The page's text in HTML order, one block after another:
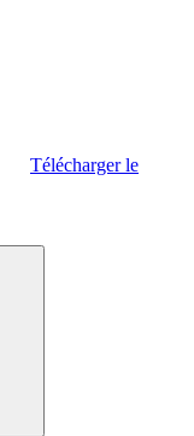
Télécharger le